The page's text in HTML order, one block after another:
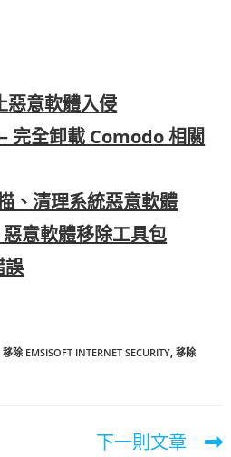
意軟體入侵
全卸載 Comodo 相關
、清理系統惡意軟體
意軟體移除工具包
誤
移除 EMSISOFT INTERNET SECURITY 移除
下一則文章